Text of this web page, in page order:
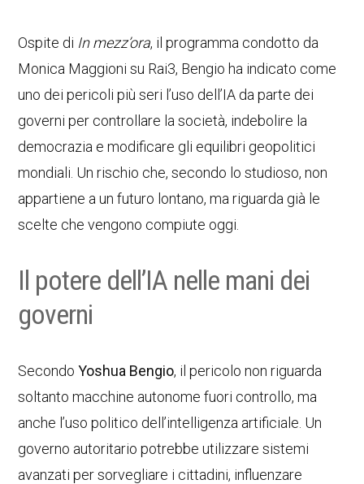
Ospite di In mezz’ora, il programma condotto da
Monica Maggioni su Rai3, Bengio ha indicato come
uno dei pericoli più seri l’uso dell’IA da parte dei
governi per controllare la società, indebolire la
democrazia e modificare gli equilibri geopolitici
mondiali. Un rischio che, secondo lo studioso, non
appartiene a un futuro lontano, ma riguarda già le
scelte che vengono compiute oggi.
Il potere dell’IA nelle mani dei
governi
SecondoYoshua Bengio, il pericolo non riguarda
soltanto macchine autonome fuori controllo, ma
anche l’uso politico dell’intelligenza artificiale. Un
governo autoritario potrebbe utilizzare sistemi
avanzati per sorvegliare i cittadini, influenzare